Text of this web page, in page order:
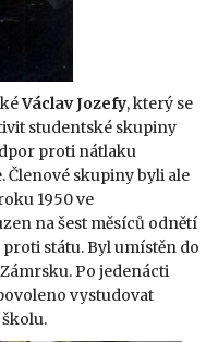
Václav Jozefy, který se
studentské skupiny
proti nátlaku
Členové skupiny byli ale
1950 ve
na šest měsíců odnětí
státu. Byl umístěn do
Po jedenácti
vystudovat